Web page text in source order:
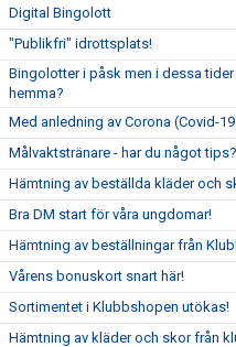
Digital Bingolott
"Publikfri" idrottsplats!
Bingolotter i påsk men i dessa
hemma?
Med anledning av Corona (Covid-
Målvaktstränare - har du något tips?
Hämtning av beställda kläder och
Bra DM start för våra ungdomar!
Hämtning av beställningar från
Vårens bonuskort snart här!
Sortimentet i Klubbshopen utökas!
Hämtning av kläder och skor från